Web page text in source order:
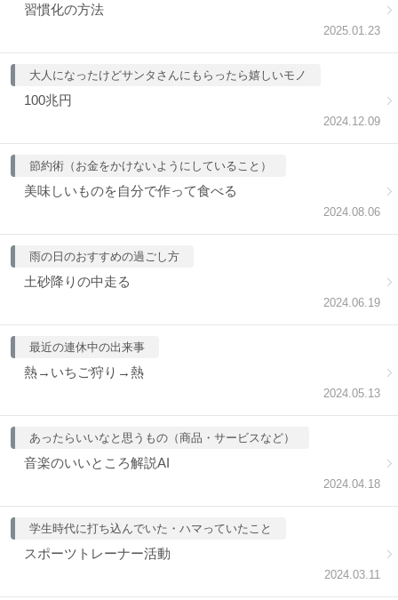
2025.01.23
習慣化の方法
大人になったけどサンタさんにもらったら嬉しいモノ
2024.12.09
100兆円
節約術（お金をかけないようにしていること）
2024.08.06
美味しいものを自分で作って食べる
雨の日のおすすめの過ごし方
2024.06.19
土砂降りの中走る
最近の連休中の出来事
2024.05.13
熱→いちご狩り→熱
あったらいいなと思うもの（商品・サービスなど）
2024.04.18
音楽のいいところ解説AI
学生時代に打ち込んでいた・ハマっていたこと
2024.03.11
スポーツトレーナー活動